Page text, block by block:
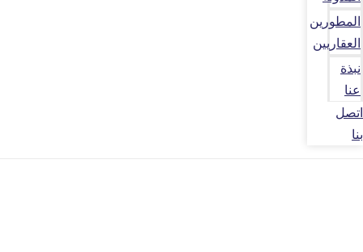
المطورين
العقاريين
نبذة
عنا
اتصل
بنا